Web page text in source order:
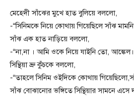
মেহেদী সাঁঝের মুখে হাত বুলিয়ে বললো,
-“সিনিমকে নিয়ে কোথায় গিয়েছিলে সাঁঝ
সাঁঝ এক হাত নাড়িয়ে বললো,
-“না‌,না । আমি ওকে নিয়ে যাইনি তো,
সিন্থিয়া ভ্রু কুঁচকে বললো,
-“তাহলে সিনিম ওইদিকে কোথায়
সাঁঝ বোঝানোর ভঙ্গিতে সিন্থিয়ার সামনে